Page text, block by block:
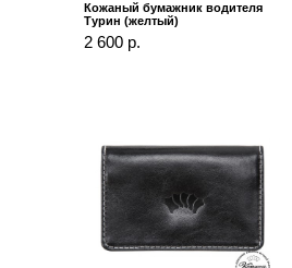
Кожаный бумажник водителя
Турин (желтый)
2 600 р.